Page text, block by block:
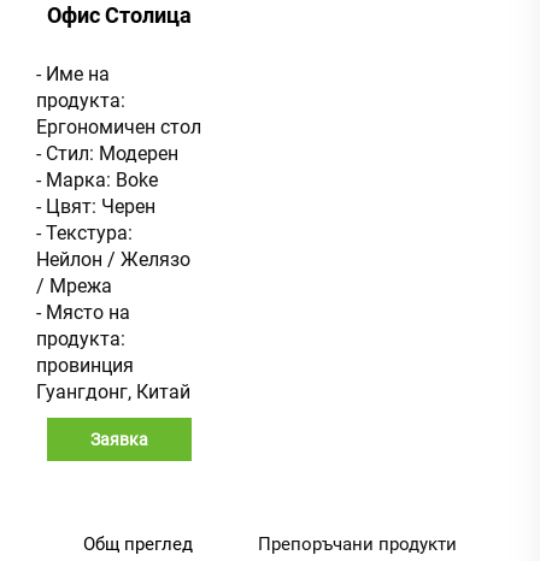
Офис Столица
- Име на
продукта:
Ергономичен стол
- Стил: Модерен
- Марка: Boke
- Цвят: Черен
- Текстура:
Нейлон / Желязо
/ Мрежа
- Място на
продукта:
провинция
Гуангдонг, Китай
Заявка
Общ преглед Препоръчани продукти